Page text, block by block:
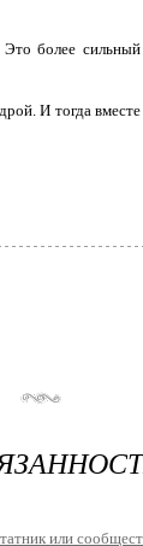
более
И тогда
или